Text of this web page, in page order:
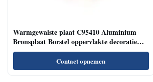
Warmgewalste plaat C95410 Aluminium
Bronsplaat Borstel oppervlakte decoratie
industrie
Contact opnemen